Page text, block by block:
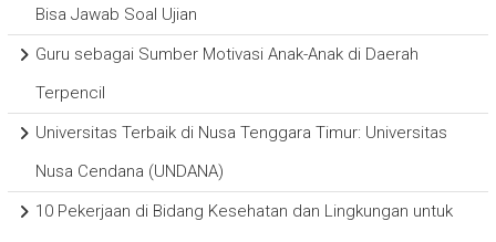
Bisa Jawab Soal Ujian
Guru sebagai Sumber Motivasi Anak-Anak di Daerah
Terpencil
Universitas Terbaik di Nusa Tenggara Timur: Universitas
Nusa Cendana (UNDANA)
10 Pekerjaan di Bidang Kesehatan dan Lingkungan untuk